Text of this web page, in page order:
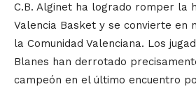
C.B. Alginet ha logrado romper la
Valencia Basket y se convierte en
la Comunidad Valenciana. Los
Blanes han derrotado
campeón en el último encuentro